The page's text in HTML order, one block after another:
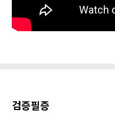
검증필증